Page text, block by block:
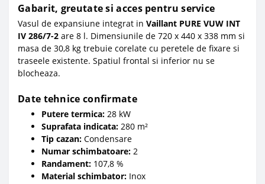
Gabarit, greutate si acces pentru service
Vasul de expansiune integrat in Vaillant PURE VUW INT
IV 286/7-2 are 8 l. Dimensiunile de 720 x 440 x 338 mm si
masa de 30,8 kg trebuie corelate cu peretele de fixare si
traseele existente. Spatiul frontal si inferior nu se
blocheaza.
Date tehnice confirmate
Putere termica: 28 kW
Suprafata indicata: 280 m²
Tip cazan: Condensare
Numar schimbatoare: 2
Randament: 107,8 %
Material schimbator: Inox